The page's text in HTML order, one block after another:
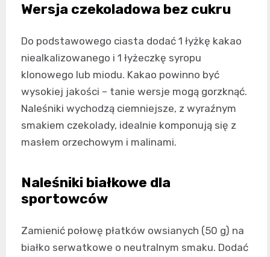
Wersja czekoladowa bez cukru
Do podstawowego ciasta dodać 1 łyżkę kakao
niealkalizowanego i 1 łyżeczkę syropu
klonowego lub miodu. Kakao powinno być
wysokiej jakości – tanie wersje mogą gorzknąć.
Naleśniki wychodzą ciemniejsze, z wyraźnym
smakiem czekolady, idealnie komponują się z
masłem orzechowym i malinami.
Naleśniki białkowe dla
sportowców
Zamienić połowę płatków owsianych (50 g) na
białko serwatkowe o neutralnym smaku. Dodać